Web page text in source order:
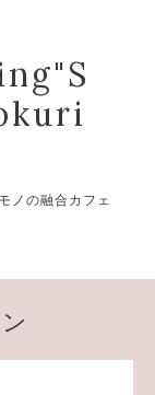
ノの融合カフェ